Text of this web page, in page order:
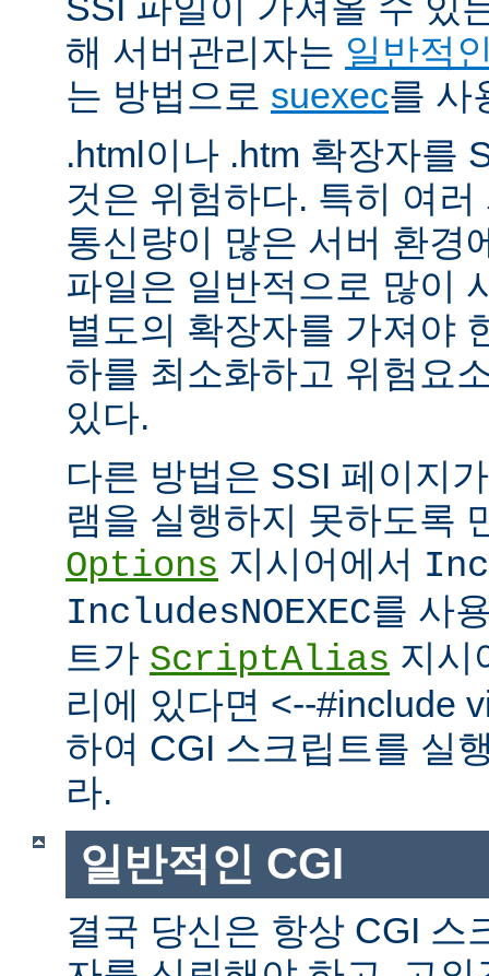
해 서버관리자는 일반적
는 방법으로 suexec를 사
.html이나 .htm 확장자를
것은 위험하다. 특히 여
통신량이 많은 서버 환경
파일은 일반적으로 많이
별도의 확장자를 가져야
하를 최소화하고 위험요
있다.
다른 방법은 SSI 페이지
램을 실행하지 못하도록
Options 지시어에서
IncludesNOEXEC를 사
트가 ScriptAlias 지시
리에 있다면 <--#include
하여 CGI 스크립트를 실
라.
일반적인 CGI
결국 당신은 항상 CGI 스